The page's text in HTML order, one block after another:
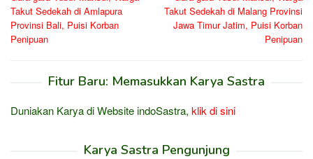
pos
Takut Sedekah di Amlapura
Provinsi Bali, Puisi Korban
Penipuan
Takut Sedekah di Malang Provinsi
Jawa Timur Jatim, Puisi Korban
Penipuan
Fitur Baru: Memasukkan Karya Sastra
Duniakan Karya di Website indoSastra, klik di sini
Karya Sastra Pengunjung